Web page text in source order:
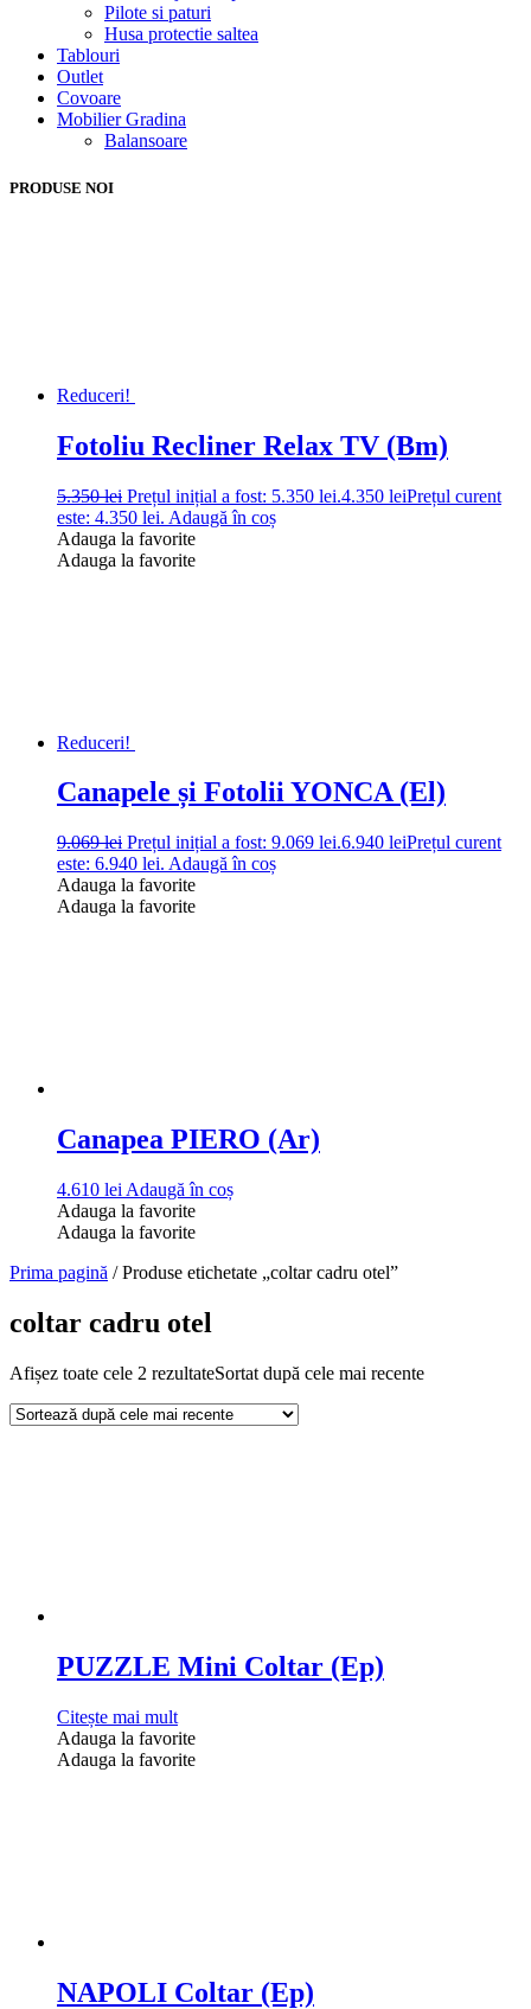
Pilote si paturi
Husa protectie saltea
Tablouri
Outlet
Covoare
Mobilier Gradina
Balansoare
PRODUSE NOI
Reduceri!
Fotoliu Recliner Relax TV (Bm)
5.350lei Prețul inițial a fost: 5.350 lei.4.350 leiPrețul curent
este: 4.350 lei. Adaugă în coș
Adauga la favorite
Adauga la favorite
Reduceri!
Canapele și Fotolii YONCA (El)
9.069lei Prețul inițial a fost: 9.069 lei.6.940 leiPrețul curent
este: 6.940 lei. Adaugă în coș
Adauga la favorite
Adauga la favorite
Canapea PIERO (Ar)
4.610 lei Adaugă în coș
Adauga la favorite
Adauga la favorite
Prima pagină / Produse etichetate „coltar cadru otel”
coltar cadru otel
Afișez toate cele 2 rezultateSortat după cele mai recente
PUZZLE Mini Coltar (Ep)
Citește mai mult
Adauga la favorite
Adauga la favorite
NAPOLI Coltar (Ep)